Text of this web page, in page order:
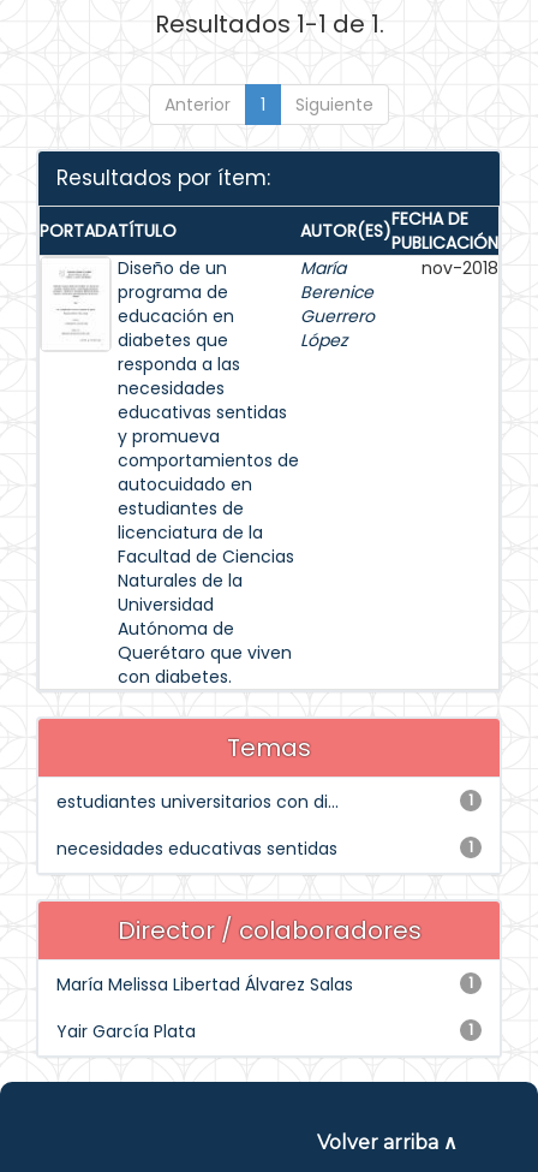
Resultados 1-1 de 1.
Anterior 1 Siguiente
Resultados por ítem:
PORTADATÍTULO AUTOR(ES)FECHA DE
PUBLICACIÓN
Diseño de un
programa de
educación en
diabetes que
responda a las
necesidades
educativas sentidas
y promueva
comportamientos de
autocuidado en
estudiantes de
licenciatura de la
Facultad de Ciencias
Naturales de la
Universidad
Autónoma de
Querétaro que viven
con diabetes.
María
Berenice
Guerrero
López
nov-2018
Temas
1
estudiantes universitarios con di...
1
necesidades educativas sentidas
Director / colaboradores
1
María Melissa Libertad Álvarez Salas
1
Yair García Plata
Volver arriba ∧